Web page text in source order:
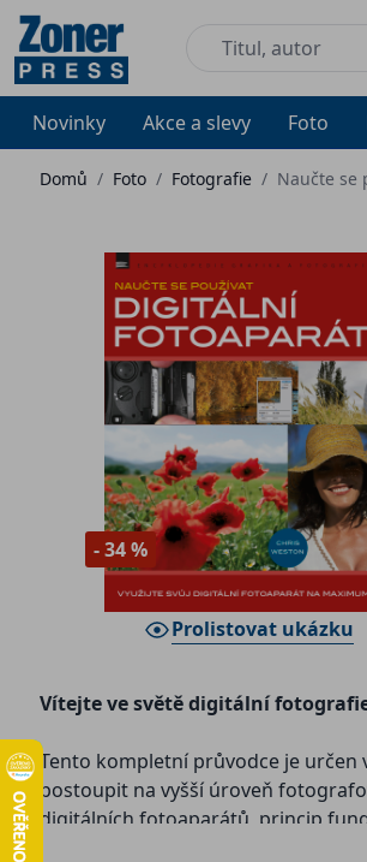
Novinky Akce a slevy Foto
Domů / Foto / Fotografie / Naučte se
- 34 %
Prolistovat ukázku
Vítejte ve světě digitální
Tento kompletní průvodce je
postoupit na vyšší úroveň
digitálních fotoaparátů, princip
histogram, techniky ostření,